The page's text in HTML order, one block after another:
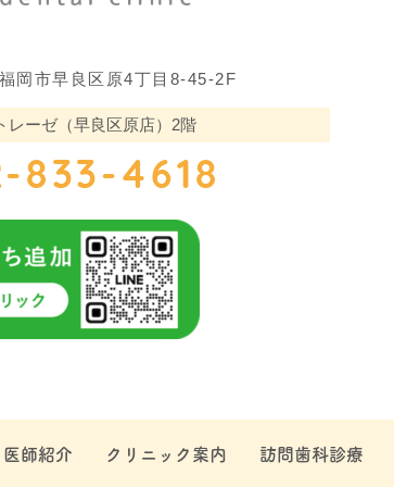
岡市早良区原4丁目8-45-2F
レーゼ（早良区原店）2階
833-4618
医師紹介 クリニック案内 訪問歯科診療